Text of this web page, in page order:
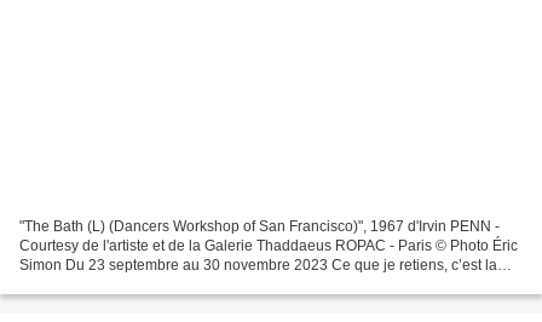
"The Bath (L) (Dancers Workshop of San Francisco)", 1967 d'Irvin PENN -
Courtesy de l'artiste et de la Galerie Thaddaeus ROPAC - Paris © Photo Éric
Simon Du 23 septembre au 30 novembre 2023 Ce que je retiens, c’est la